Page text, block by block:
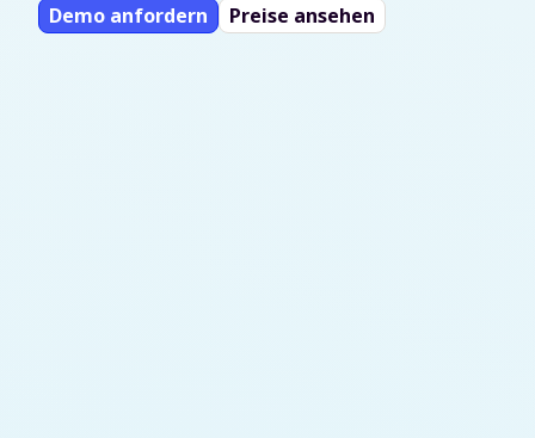
Demo anfordern Preise ansehen